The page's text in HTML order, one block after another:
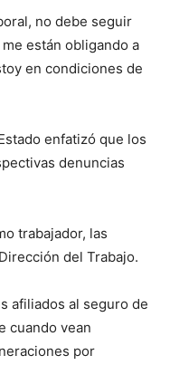
no debe seguir
están obligando a
en condiciones de
enfatizó que los
denuncias
trabajador, las
del Trabajo.
afiliados al seguro de
cuando vean
por